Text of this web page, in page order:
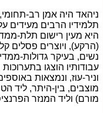
ניהאד היה אמן רב-
תלמידיו הרבים מעידים
היא מעין רישום תלת-
(הרקע), ויוצרים פסלים
נשים, בעיקר גדולות-
עבודותיו הוצגו
וניר-עוז, ונמצאות
מוצבים, בין-היתר,
מורם) וליד המנזר